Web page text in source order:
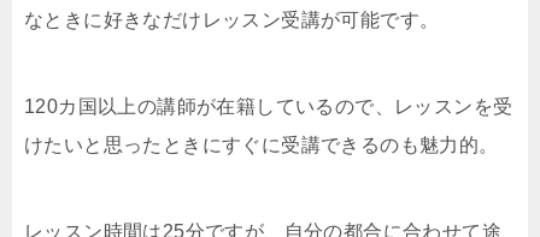
なときに好きなだけレッスン受講が可能です。
120カ国以上の講師が在籍しているので、レッスンを受
けたいと思ったときにすぐに受講できるのも魅力的。
レッスン時間は25分ですが、自分の都合に合わせて途